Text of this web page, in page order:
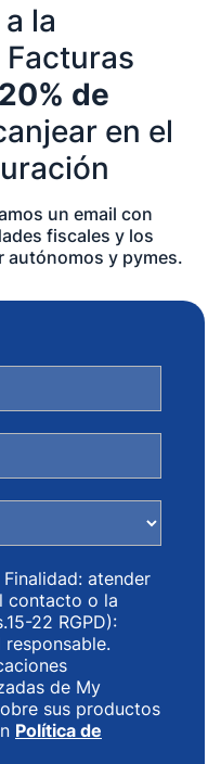
la
de
en el
un email con
fiscales y los
autónomos y pymes.
atender
contacto o la
22 RGPD):
de My
sus productos
Política de